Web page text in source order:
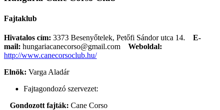
Fajtaklub
Hivatalos cím: 3373 Besenyőtelek, Petőfi Sándor utca 14. E-
mail: hungariacanecorso@gmail.com
Weboldal:
http://www.canecorsoclub.hu/
Elnök: Varga Aladár
Fajtagondozó szervezet:
Gondozott fajták: Cane Corso